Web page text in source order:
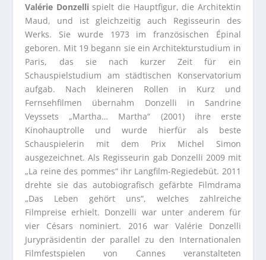
Valérie Donzelli spielt die Hauptfigur, die Architektin
Maud, und ist gleichzeitig auch Regisseurin des
Werks. Sie wurde 1973 im französischen Épinal
geboren. Mit 19 begann sie ein Architekturstudium in
Paris, das sie nach kurzer Zeit für ein
Schauspielstudium am städtischen Konservatorium
aufgab. Nach kleineren Rollen in Kurz und
Fernsehfilmen übernahm Donzelli in Sandrine
Veyssets „Martha… Martha“ (2001) ihre erste
Kinohauptrolle und wurde hierfür als beste
Schauspielerin mit dem Prix Michel Simon
ausgezeichnet. Als Regisseurin gab Donzelli 2009 mit
„La reine des pommes“ ihr Langfilm-Regiedebüt. 2011
drehte sie das autobiografisch gefärbte Filmdrama
„Das Leben gehört uns“, welches zahlreiche
Filmpreise erhielt. Donzelli war unter anderem für
vier Césars nominiert. 2016 war Valérie Donzelli
Jurypräsidentin der parallel zu den Internationalen
Filmfestspielen von Cannes veranstalteten